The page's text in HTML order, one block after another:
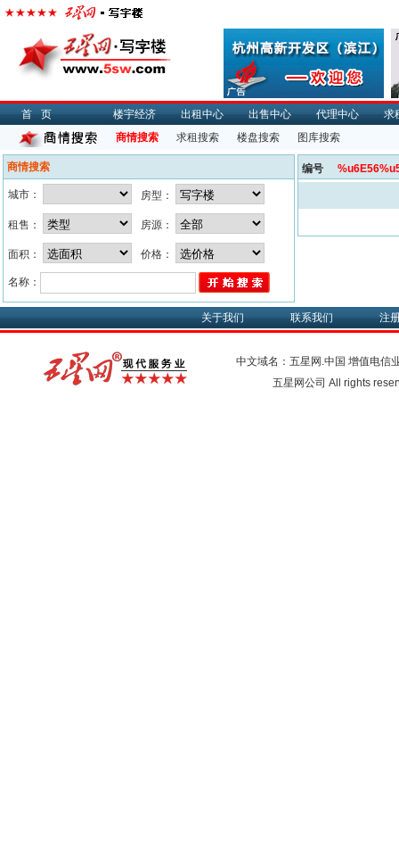
首页 楼宇经济 出租中心 出售中心 代理中心
求
商情搜索
求租搜索 楼盘搜索 图库搜索
商情搜索
城市： 房型：
租售： 房源：
面积： 价格：
名称：
编号
关于我们 联系我们 注
中文域名：五星网.中国 增值电信
五星网公司 All rights